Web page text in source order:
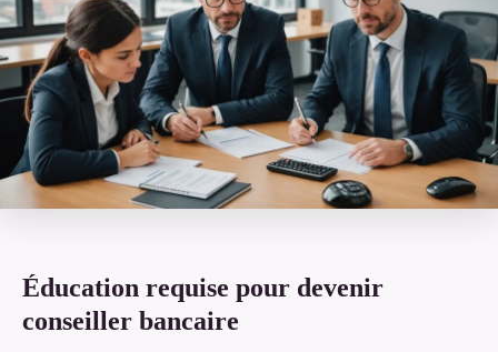
Éducation requise pour devenir
conseiller bancaire